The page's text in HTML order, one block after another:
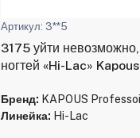
Артикул: 3**5
3175 уйти
ногтей «Hi-Lac»
Бренд: KAPOUS
Линейка: Hi-Lac